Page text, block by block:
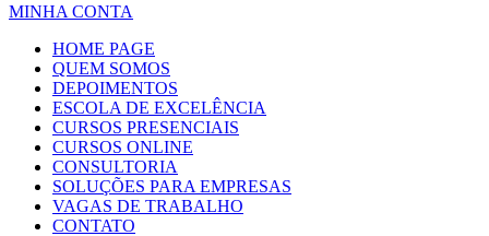
MINHA CONTA
HOME PAGE
QUEM SOMOS
DEPOIMENTOS
ESCOLA DE EXCELÊNCIA
CURSOS PRESENCIAIS
CURSOS ONLINE
CONSULTORIA
SOLUÇÕES PARA EMPRESAS
VAGAS DE TRABALHO
CONTATO